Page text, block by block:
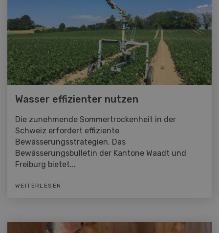
Wasser effizienter nutzen
Die zunehmende Sommertrockenheit in der
Schweiz erfordert effiziente
Bewässerungsstrategien. Das
Bewässerungsbulletin der Kantone Waadt und
Freiburg bietet...
WEITERLESEN